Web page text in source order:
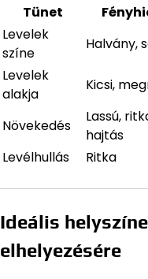
Tünet
Levelek
színe
Halvány,
Levelek
alakja
Kicsi,
Növekedés
Lassú,
hajtás
Levélhullás
Ritka
Ideális
elhelyezésére